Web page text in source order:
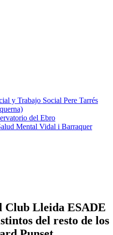
y Trabajo Social Pere Tarrés
del Ebro
Mental Vidal i Barraquer
Club Lleida ESADE
del resto de los